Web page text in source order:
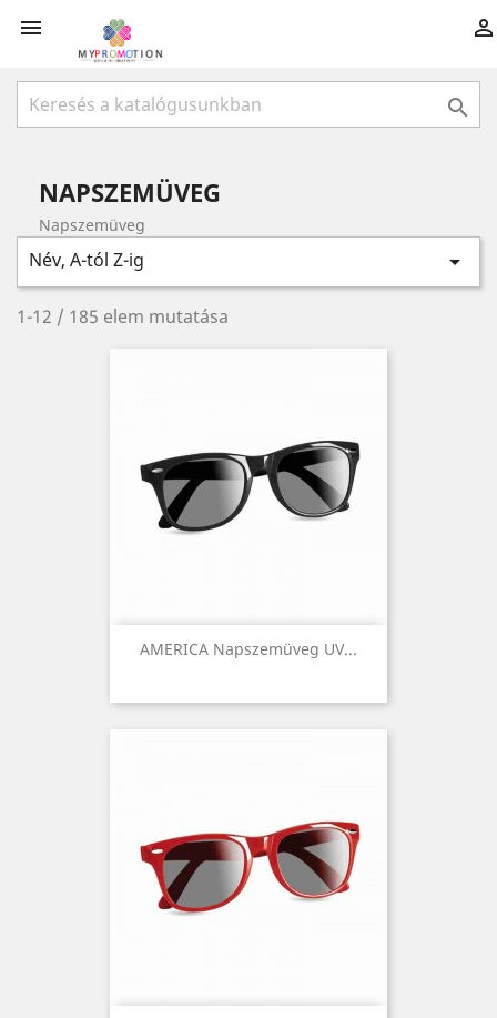
 

NAPSZEMÜVEG
Napszemüveg
Név, A-tól Z-ig 
1-12 / 185 elem mutatása
AMERICA Napszemüveg UV...